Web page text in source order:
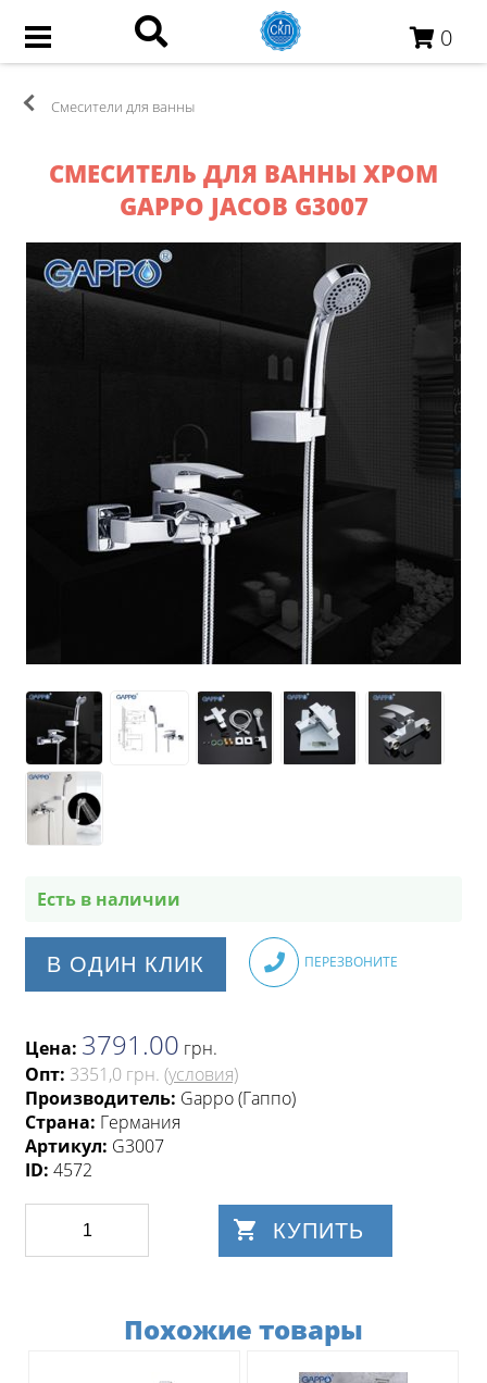
0
Смесители для ванны
СМЕСИТЕЛЬ ДЛЯ ВАННЫ ХРОМ
GAPPO JACOB G3007
Есть в наличии
В ОДИН КЛИК ПЕРЕЗВОНИТЕ
Цена: 3791.00 грн.
Опт: 3351,0 грн. (условия)
Производитель: Gappo (Гаппо)
Страна: Германия
Артикул: G3007
ID: 4572
КУПИТЬ
Похожие товары